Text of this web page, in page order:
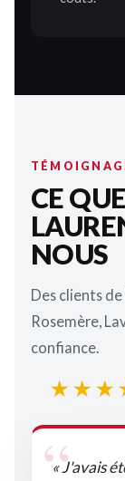
CE
NOUS
Des clients
Rosemère,
confiance.
« J'avais